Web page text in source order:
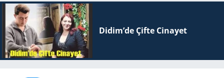
Didim’de Çifte Ci­na­yet